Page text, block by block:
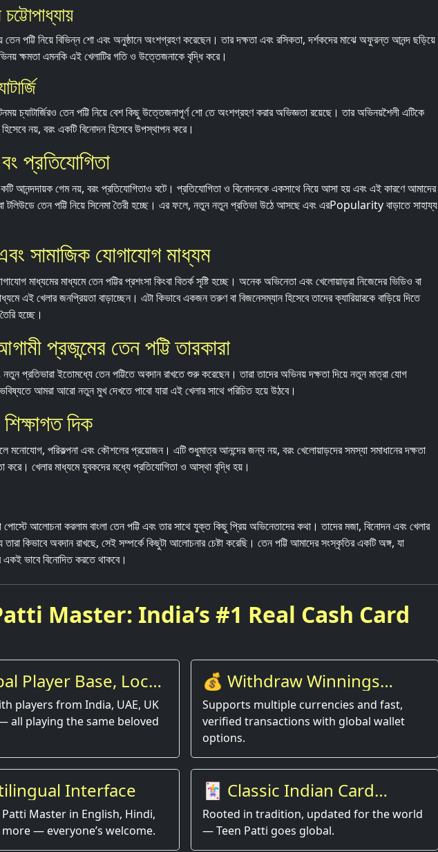
তেন পট্টি নিয়ে বিভিন্ন শো এবং অনুষ্ঠানে অংশগ্রহণ করেছেন। তার দক্ষতা এবং রসিকতা, দর্শকদের মাঝে অফুরন্ত আনন্দ ছড়িয়ে
ক্ষমতা এমনকি এই খেলাটির গতি ও উত্তেজনাকে বৃদ্ধি করে।
চ্যাটার্জিরও তেন পট্টি নিয়ে বেশ কিছু উত্তেজনাপূর্ণ শো তে অংশগ্রহণ করার অভিজ্ঞতা রয়েছে। তার অভিনয়শৈলী এটিকে
নয়, বরং একটি বিনোদন হিসেবে উপস্থাপন করে।
প্রতিযোগিতা
আনন্দদায়ক গেম নয়, বরং প্রতিযোগিতাও বটে। প্রতিযোগিতা ও বিনোদনকে একসাথে নিয়ে আসা হয় এবং এই কারণে আমাদের
টলিউডে তেন পট্টি নিয়ে সিনেমা তৈরী হচ্ছে। এর ফলে, নতুন নতুন প্রতিভা উঠে আসছে এবং এরPopularity বাড়াতে সাহায্য
সামাজিক যোগাযোগ মাধ্যম
মাধ্যমের মাধ্যমে তেন পট্টির প্রশংসা কিংবা বিতর্ক সৃষ্টি হচ্ছে। অনেক অভিনেতা এবং খেলোয়াড়রা নিজেদের ভিডিও বা
এই খেলার জনপ্রিয়তা বাড়াচ্ছেন। এটা কিভাবে একজন তরুণ বা বিজনেসম্যান হিসেবে তাদের ক্যারিয়ারকে বাড়িয়ে দিতে
হচ্ছে।
প্রজন্মের তেন পট্টি তারকারা
নতুন প্রতিভারা ইতোমধ্যে তেন পট্টিতে অবদান রাখতে শুরু করেছেন। তারা তাদের অভিনয় দক্ষতা দিয়ে নতুন মাত্রা যোগ
আমরা আরো নতুন মুখ দেখতে পাবো যারা এই খেলার সাথে পরিচিত হয়ে উঠবে।
দিক
মনোযোগ, পরিকল্পনা এবং কৌশলের প্রয়োজন। এটি শুধুমাত্র আনন্দের জন্য নয়, বরং খেলোয়াড়দের সমস্যা সমাধানের দক্ষতা
করে। খেলার মাধ্যমে যুবকদের মধ্যে প্রতিযোগিতা ও আস্থা বৃদ্ধি হয়।
আলোচনা করলাম বাংলা তেন পট্টি এবং তার সাথে যুক্ত কিছু প্রিয় অভিনেতাদের কথা। তাদের মজা, বিনোদন এবং খেলার
কিভাবে অবদান রাখছে, সেই সম্পর্কে কিছুটা আলোচনার চেষ্টা করেছি। তেন পট্টি আমাদের সংস্কৃতির একটি অঙ্গ, যা
ভাবে বিনোদিত করতে থাকবে।
Master: India’s #1 Real Cash Card
Player Base, Local
players from India, UAE, UK
all playing the same beloved
💰 Withdraw Winnings
Instantly
Supports multiple currencies and fast,
verified transactions with global wallet
options.
Interface
Patti Master in English, Hindi,
— everyone’s welcome.
🃏 Classic Indian Card
Game, Modern Experience
Rooted in tradition, updated for the world
— Teen Patti goes global.